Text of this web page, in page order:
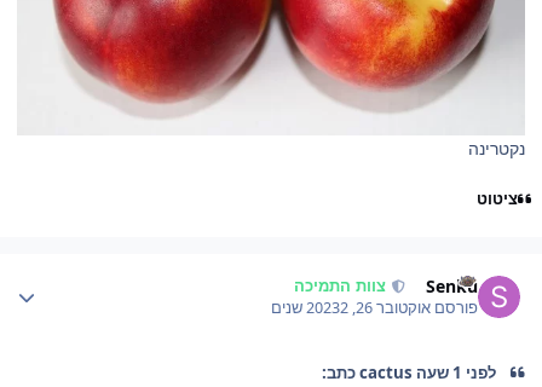
נקטרינה
ציטוט
Senku צוות התמיכה
פורסםאוקטובר 26, 2023 2 שנים
לפני 1 שעה cactus כתב: